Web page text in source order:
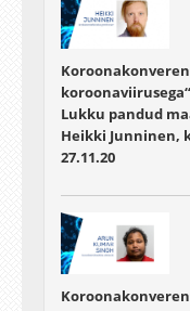
koroonaviirusega“
Lukku pandud
Heikki Junninen,
27.11.20